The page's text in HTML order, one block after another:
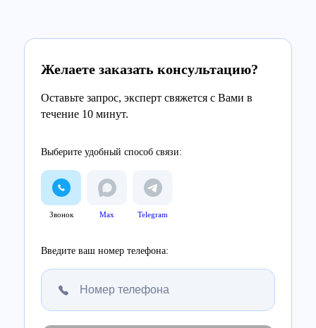
Желаете заказать консультацию?
Оставьте запрос, эксперт свяжется с Вами в
течение 10 минут.
Выберите удобный способ связи:
Звонок Max Telegram
Введите ваш номер телефона: